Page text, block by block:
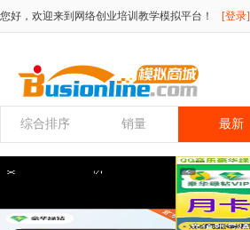
您好，欢迎来到网络创业培训教学模拟平台！ [登录]
综合排序 销量 最新